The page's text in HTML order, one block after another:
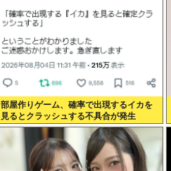
部屋作りゲーム、確率で出現するイカを
見るとクラッシュする不具合が発生